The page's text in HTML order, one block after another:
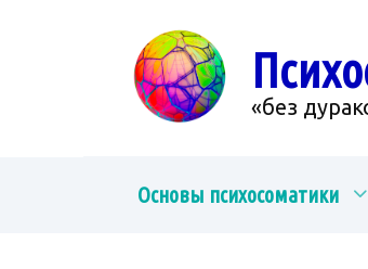
«без
Основы психосоматики